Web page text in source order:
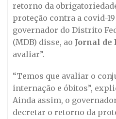
retorno da
proteção contra a covid-
governador do Distrito
(MDB) disse, ao Jornal de
avaliar”.
“Temos que avaliar o
internação e óbitos”,
Ainda assim, o
decretar o retorno da